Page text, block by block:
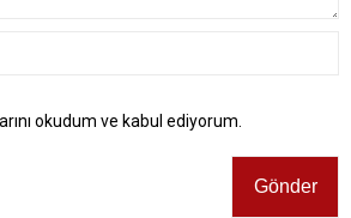
okudum ve kabul ediyorum.